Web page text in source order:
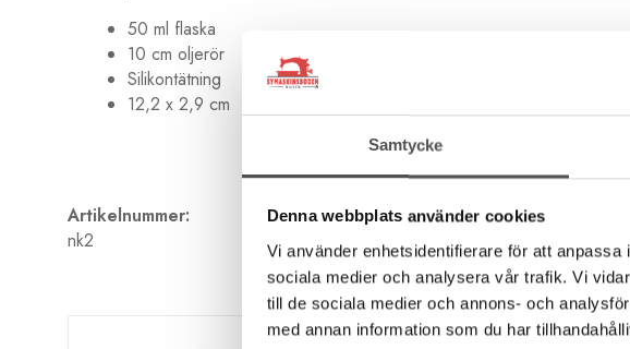
Samtycke
Denna webbplats använder cookies
Vi använder enhetsidentifierare för att
sociala medier och analysera vår trafik. Vi
till de sociala medier och annons- och
med annan information som du har
50 ml flaska
10 cm oljerör
Silikontätning
12,2 x 2,9 cm
Artikelnummer:
nk2